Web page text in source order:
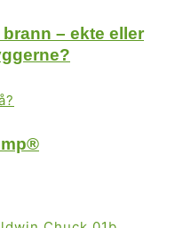
– ekte eller